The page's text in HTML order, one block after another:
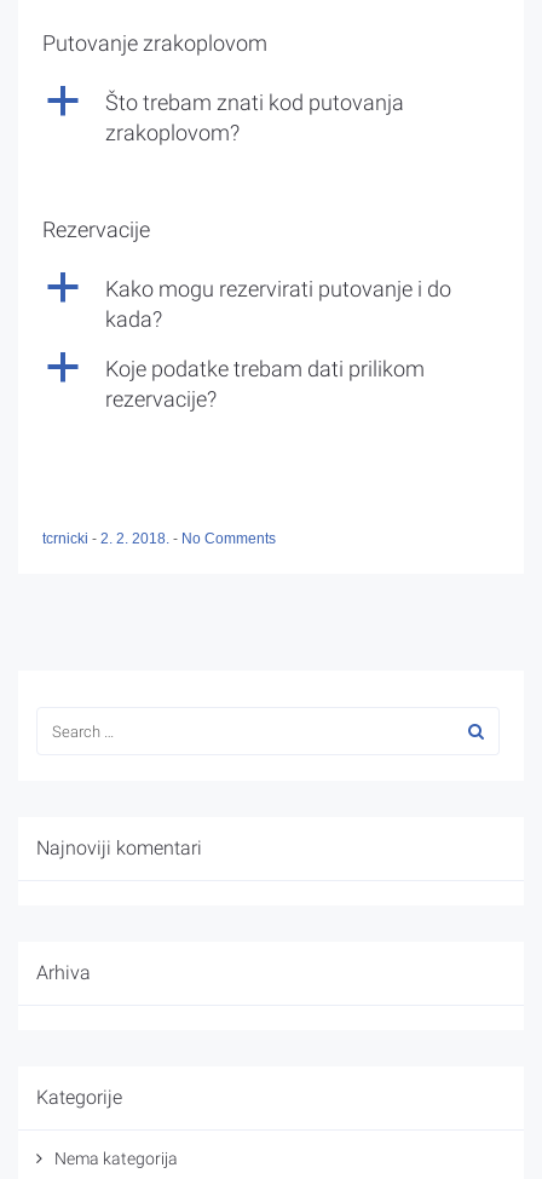
Putovanje zrakoplovom
a
Što trebam znati kod putovanja
zrakoplovom?
Rezervacije
a
Kako mogu rezervirati putovanje i do
kada?
a
Koje podatke trebam dati prilikom
rezervacije?
tcrnicki - 2. 2. 2018. - No Comments
Najnoviji komentari
Arhiva
Kategorije
Nema kategorija